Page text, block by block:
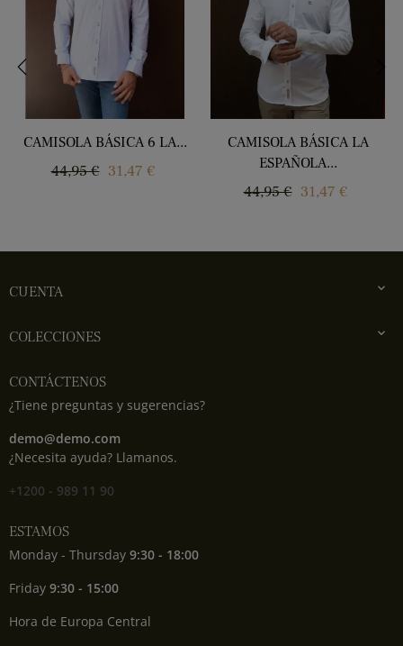
CAMISOLA BÁSICA 6 LA...
Regular
44,95 € Price
31,47 €
CAMISOLA BÁSICA LA
ESPAÑOLA...
Regular
44,95 € Price
31,47 €
CUENTA 
COLECCIONES 
CONTÁCTENOS
¿Tiene preguntas y sugerencias?
demo@demo.com
¿Necesita ayuda? Llamanos.
+1200 - 989 11 90
ESTAMOS
Monday - Thursday 9:30 - 18:00
Friday 9:30 - 15:00
Hora de Europa Central